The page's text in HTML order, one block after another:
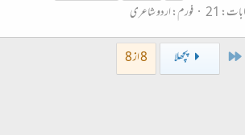
21 فورم:اردو شاعری
First پچھلا 8 از 8